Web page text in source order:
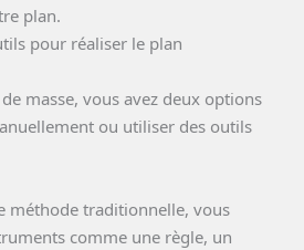
plan.
pour réaliser le plan
masse, vous avez deux options
ou utiliser des outils
méthode traditionnelle, vous
comme une règle, un